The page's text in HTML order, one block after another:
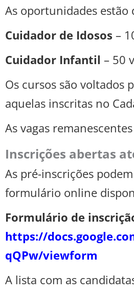
As oportunidades
Cuidador de Idosos –
Cuidador Infantil – 50
Os cursos são voltados
aquelas inscritas no
As vagas
Inscrições abertas
As pré-inscrições
formulário online
Formulário de
https://
qQPw/viewform
A lista com as